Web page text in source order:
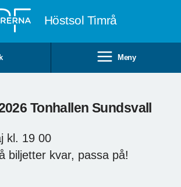
Höstsol Timrå
Meny
Tonhallen Sundsvall
kl. 19 00
biljetter kvar, passa på!